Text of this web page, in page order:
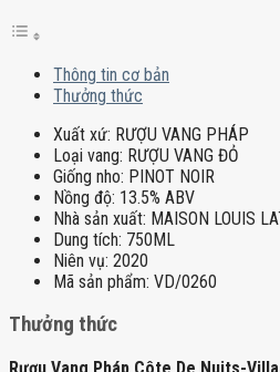
Thông tin cơ bản
Thưởng thức
Xuất xứ: RƯỢU VANG PHÁP
Loại vang: RƯỢU VANG ĐỎ
Giống nho: PINOT NOIR
Nồng độ: 13.5% ABV
Nhà sản xuất: MAISON LOUIS
Dung tích: 750ML
Niên vụ: 2020
Mã sản phẩm: VD/0260
Thưởng thức